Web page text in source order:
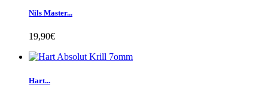
Nils Master...
19,90€
Hart...